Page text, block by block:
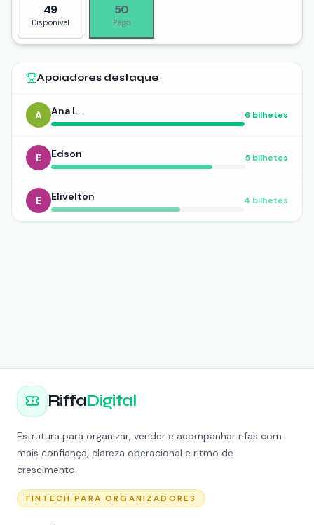
49
Disponivel
50
Pago
Apoiadores destaque
A Ana L. 6 bilhetes
E Edson 5 bilhetes
E Elivelton 4 bilhetes
RiffaDigital
Estrutura para organizar, vender e acompanhar rifas com
mais confiança, clareza operacional e ritmo de
crescimento.
FINTECH PARA ORGANIZADORES